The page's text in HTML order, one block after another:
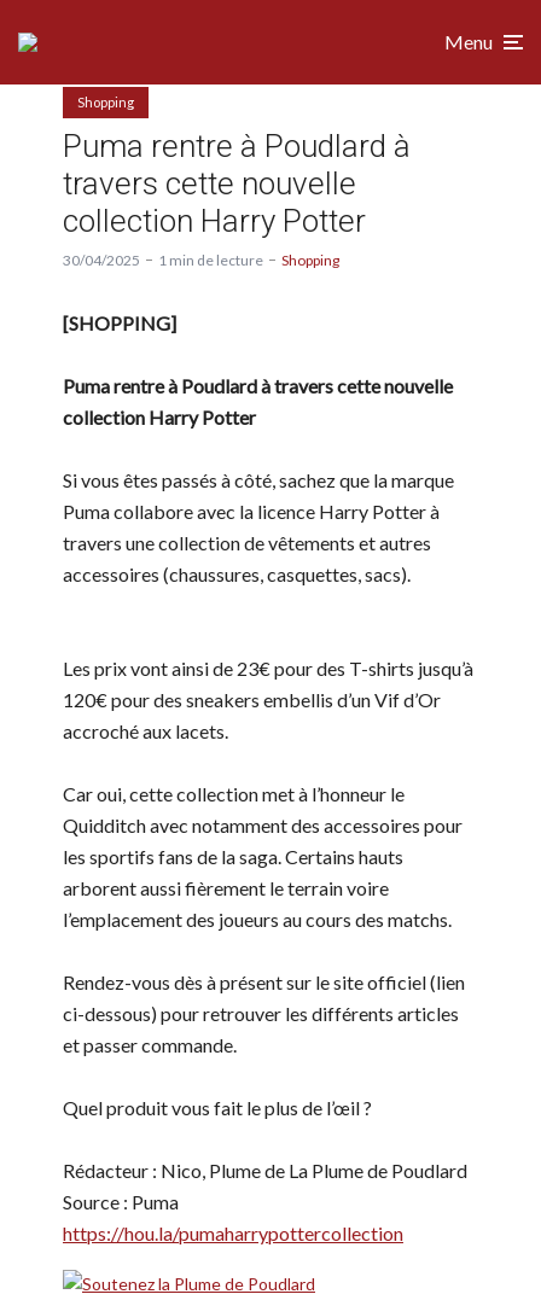
Menu
Shopping
Puma rentre à Poudlard à
travers cette nouvelle
collection Harry Potter
30/04/2025 1 min de lecture Shopping
[SHOPPING]
Puma rentre à Poudlard à travers cette nouvelle
collection Harry Potter
Si vous êtes passés à côté, sachez que la marque
Puma collabore avec la licence Harry Potter à
travers une collection de vêtements et autres
accessoires (chaussures, casquettes, sacs).
Les prix vont ainsi de 23€ pour des T-shirts jusqu’à
120€ pour des sneakers embellis d’un Vif d’Or
accroché aux lacets.
Car oui, cette collection met à l’honneur le
Quidditch avec notamment des accessoires pour
les sportifs fans de la saga. Certains hauts
arborent aussi fièrement le terrain voire
l’emplacement des joueurs au cours des matchs.
Rendez-vous dès à présent sur le site officiel (lien
ci-dessous) pour retrouver les différents articles
et passer commande.
Quel produit vous fait le plus de l’œil ?
Rédacteur : Nico, Plume de La Plume de Poudlard
Source : Puma
https://hou.la/pumaharrypottercollection